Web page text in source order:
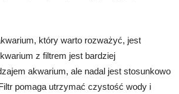
który warto rozważyć, jest
z filtrem jest bardziej
akwarium, ale nadal jest stosunkowo
pomaga utrzymać czystość wody i